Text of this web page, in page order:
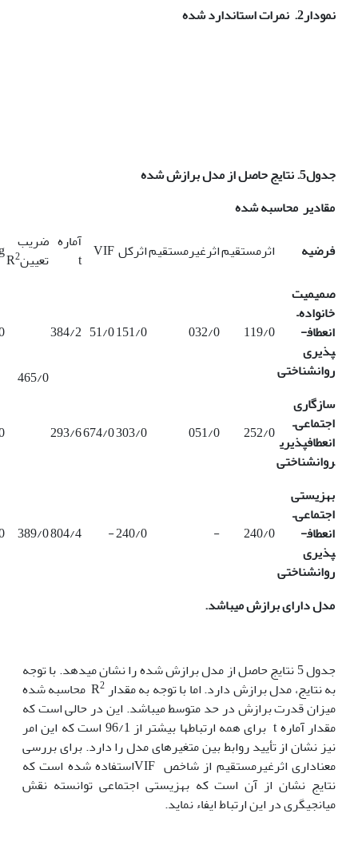
نمودار2. نمرات استاندارد شده
جدول5. نتایج حاصل از مدل برازش شده
مقادیر محاسبه شده
فرضیه
اثرمستقیماثرغیرمستقیماثرکلVIF آماره
t
ضریب
تعیینR2
صمیمیت
خانواده–
انعطاف­
پذیری
روانشناختی
119/0
032/0
151/0
51/0
384/2
465/0
سازگاری
اجتماعی–
انعطاف­پذیری
روانشناختی
252/0
051/0
303/0
674/0
293/6
بهزیستی
اجتماعی–
انعطاف­
پذیری
روانشناختی
240/0
-
240/0
-
804/4
389/0
مدل دارای برازش می­باشد.
جدول 5 نتایج حاصل از مدل برازش شده را نشان می­دهد. با توجه
به نتایج، مدل برازش دارد. اما با توجه به مقدار R 2 محاسبه شده
میزان قدرت برازش در حد متوسط می­باشد. این در حالی است که
مقدار آماره t برای همه ارتباط­ها بیشتر از 96/1 است که این امر
نیز نشان از تأیید روابط بین متغیرهای مدل را دارد. برای بررسی
معناداری اثرغیرمستقیم از شاخص VIFاستفاده شده است که
نتایج نشان از آن است که بهزیستی اجتماعی توانسته نقش
میانجی­گری در این ارتباط ایفاء نماید.